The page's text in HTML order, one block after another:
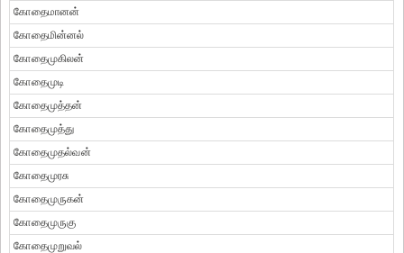
கோதைமானன்
கோதைமின்னல்
கோதைமுகிலன்
கோதைமுடி
கோதைமுத்தன்
கோதைமுத்து
கோதைமுதல்வன்
கோதைமுரசு
கோதைமுருகன்
கோதைமுருகு
கோதைமுறுவல்